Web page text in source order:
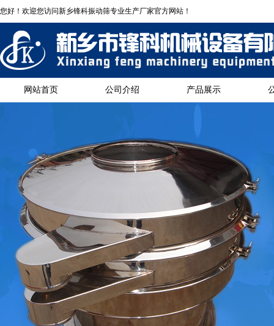
您好！欢迎您访问新乡锋科振动筛专业生产厂家官方网站！
网站首页 公司介绍 产品展示